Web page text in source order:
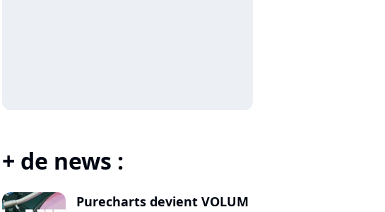
+ de news :
Purecharts devient VOLUM